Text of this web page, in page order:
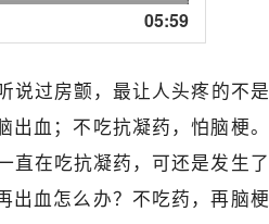
05:59
说过房颤，最让人头疼的不是
血；不吃抗凝药，怕脑梗。
在吃抗凝药，可还是发生了
出血怎么办？不吃药，再脑梗